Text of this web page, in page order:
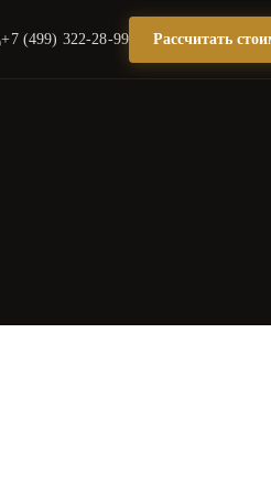
+7 (499) 322-28-99 Рассчитать